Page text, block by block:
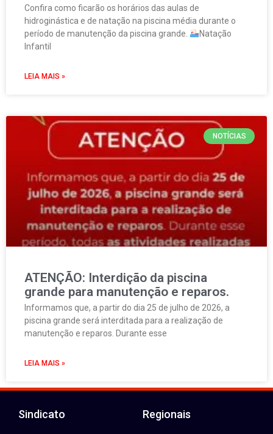
Confira como ficarão os horários das aulas de
hidroginástica e de natação na piscina média durante o
período de manutenção da piscina grande.
Natação
Infantil
LEIA MAIS »
NOTÍCIAS
ATENÇÃO: Interdição da piscina
grande para manutenção e reparos.
Informamos que, a partir do dia 25 de julho de 2026, a
piscina grande será interditada para a realização de
manutenção e reparos. Durante esse
LEIA MAIS »
Sindicato Regionais